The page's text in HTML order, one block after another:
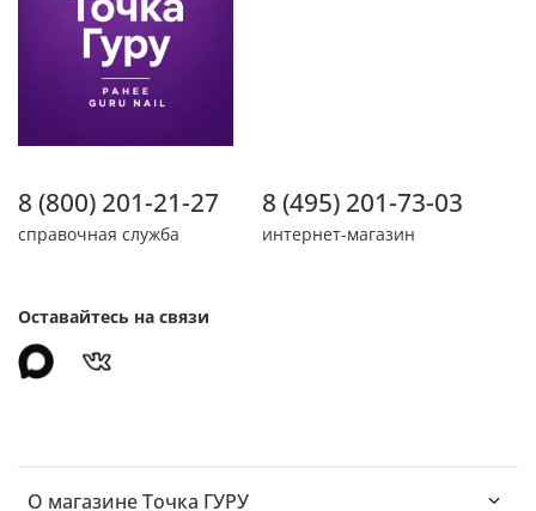
О магазине Точка ГУРУ
8 (800) 201-21-27
справочная служба
8 (495) 201-73-03
интернет-магазин
Оставайтесь на связи